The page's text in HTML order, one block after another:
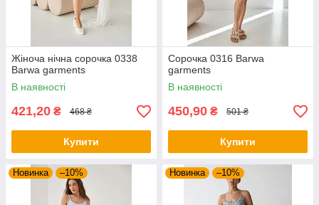
Жіноча нічна сорочка 0338
Barwa garments
В наявності
421,20 ₴ 468 ₴
Купити
Сорочка 0316 Barwa
garments
В наявності
450,90 ₴ 501 ₴
Купити
Новинка –10% Новинка –10%